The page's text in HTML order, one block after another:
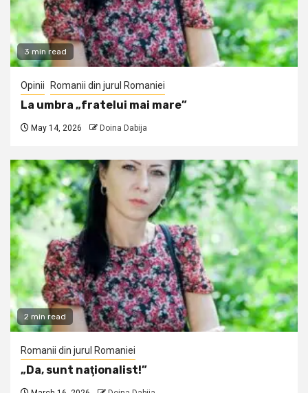
3 min read
Opinii Romanii din jurul Romaniei
La umbra „fratelui mai mare”
May 14, 2026 Doina Dabija
2 min read
Romanii din jurul Romaniei
„Da, sunt naţionalist!”